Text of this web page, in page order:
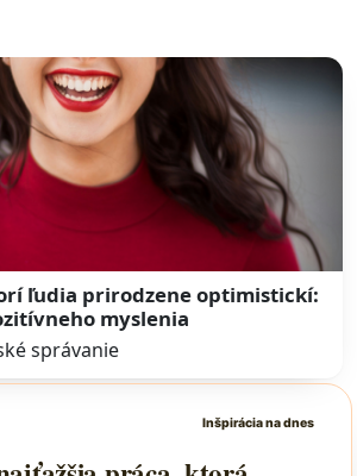
ľudia prirodzene optimistickí:
myslenia
správanie